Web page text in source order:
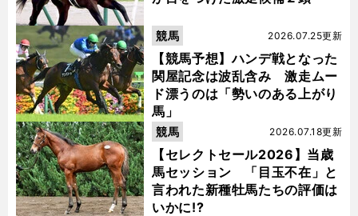
【競馬予想】ハンデ戦となった
関屋記念は波乱含み 激走ムー
ド漂うのは「勢いのある上がり
馬」
2026.07.25更新
競馬
【セレクトセール2026】当歳
馬セッション 「目玉不在」と
言われた新種牡馬たちの評価は
いかに!?
2026.07.18更新
競馬